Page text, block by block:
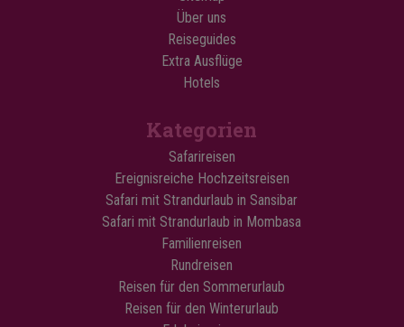
Über uns
Reiseguides
Extra Ausflüge
Hotels
Kategorien
Safarireisen
Ereignisreiche Hochzeitsreisen
Safari mit Strandurlaub in Sansibar
Safari mit Strandurlaub in Mombasa
Familienreisen
Rundreisen
Reisen für den Sommerurlaub
Reisen für den Winterurlaub